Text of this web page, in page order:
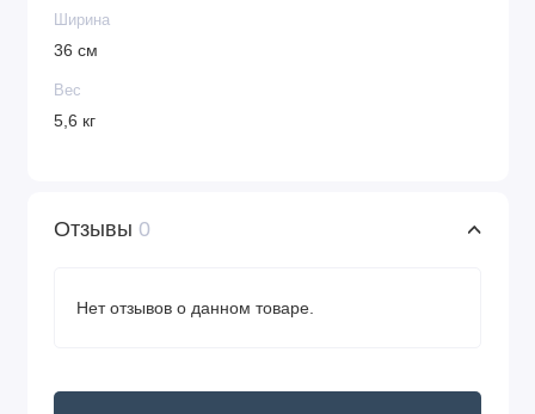
Ширина
36 см
Вес
5,6 кг
Отзывы 0
Нет отзывов о данном товаре.